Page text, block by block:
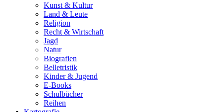
Kunst & Kultur
Land & Leute
Religion
Recht & Wirtschaft
Jagd
Natur
Biografien
Belletristik
Kinder & Jugend
E-Books
Schulbücher
Reihen